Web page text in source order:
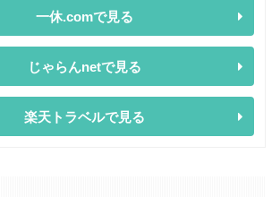
一休.comで見る
じゃらんnetで見る
楽天トラベルで見る